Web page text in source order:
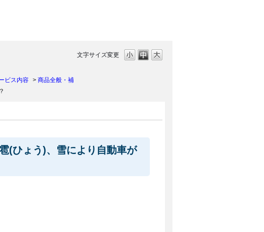
文字サイズ変更
ビス内容 > 商品全般・補
(ひょう)、雪により自動車が